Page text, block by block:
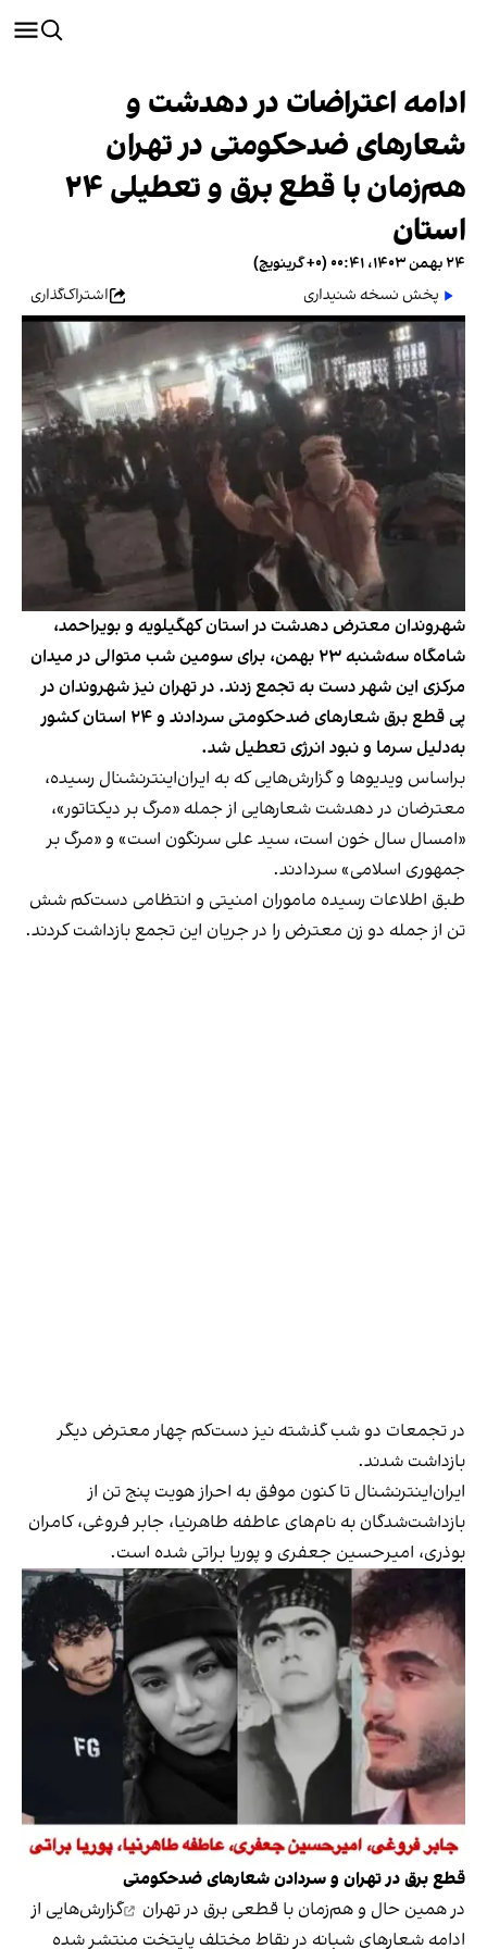
ادامه اعتراضات در دهدشت و
شعارهای ضدحکومتی در تهران
هم‌زمان با قطع برق و تعطیلی ۲۴
استان
۲۴ بهمن ۱۴۰۳، ۰۰:۴۱ (‎+۰ گرینویچ)
پخش نسخه شنیداری
اشتراک‌گذاری
شهروندان معترض دهدشت در استان کهگیلویه و بویراحمد،
شامگاه سه‌شنبه ۲۳ بهمن، برای سومین شب متوالی در میدان
مرکزی این شهر دست به تجمع زدند. در تهران نیز شهروندان در
پی قطع برق شعارهای ضدحکومتی سردادند و ۲۴ استان کشور
به‌دلیل سرما و نبود انرژی تعطیل شد.
براساس ویدیوها و گزارش‌هایی که به ایران‌اینترنشنال رسیده،
معترضان در دهدشت شعارهایی از جمله «مرگ بر دیکتاتور»،
«امسال سال خون است، سید علی سرنگون است» و «مرگ بر
جمهوری اسلامی» سردادند.
طبق اطلاعات رسیده ماموران امنیتی و انتظامی دست‌کم شش
تن از جمله دو زن معترض را در جریان این تجمع بازداشت کردند.
در تجمعات دو شب گذشته نیز دست‌کم چهار معترض دیگر
بازداشت شدند.
ایران‌اینترنشنال تا کنون موفق به احراز هویت پنج تن از
بازداشت‌شدگان به نام‌های عاطفه طاهرنیا، جابر فروغی، کامران
بوذری، امیرحسین جعفری و پوریا براتی شده است.
قطع برق در تهران و سردادن شعارهای ضدحکومتی
در همین حال و هم‌زمان با قطعی برق در تهران
گزارش‌هایی از
ادامه شعارهای شبانه در نقاط مختلف پایتخت منتشر شده